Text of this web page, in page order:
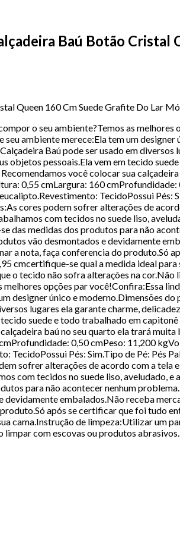
Baú Botão
Queen 160 Cm Suede Grafite Do Lar
o seu ambiente?Temos as
ambiente merece:Ela tem um
Baú pode ser usado em
objetos pessoais.Ela vem em tecido
você colocar sua
0,55 cmLargura: 160
TecidoPossui Pés:
cores podem sofrer alterações de
com tecidos no suede liso,
das medidas dos produtos para não
vão desmontados e devidamente
a nota, faça conferencia do produto.Só
cmcertifique-se qual a medida ideal
o tecido não sofra alterações na
opções par você!Confira:Essa
designer único e moderno.Dimensões
lugares ela garante charme,
suede e todo trabalhado em
baú no seu quarto ela trará
0,50 cmPeso: 11,200
Pés: Sim.Tipo de Pé: Pés
sofrer alterações de acordo com a tela
com tecidos no suede liso,
para não acontecer nenhum
embalados.Não receba
após se certificar que foi tudo
cama.Instrução de limpeza:Utilizar um
limpar com escovas ou produtos abrasivos.